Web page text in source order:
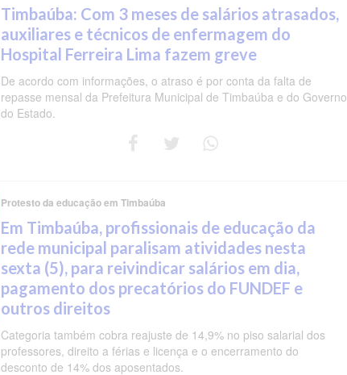
Timbaúba: Com 3 meses de salários atrasados,
auxiliares e técnicos de enfermagem do
Hospital Ferreira Lima fazem greve
De acordo com informações, o atraso é por conta da falta de
repasse mensal da Prefeitura Municipal de Timbaúba e do Governo
do Estado.
Protesto da educação em Timbaúba
Em Timbaúba, profissionais de educação da
rede municipal paralisam atividades nesta
sexta (5), para reivindicar salários em dia,
pagamento dos precatórios do FUNDEF e
outros direitos
Categoria também cobra reajuste de 14,9% no piso salarial dos
professores, direito a férias e licença e o encerramento do
desconto de 14% dos aposentados.